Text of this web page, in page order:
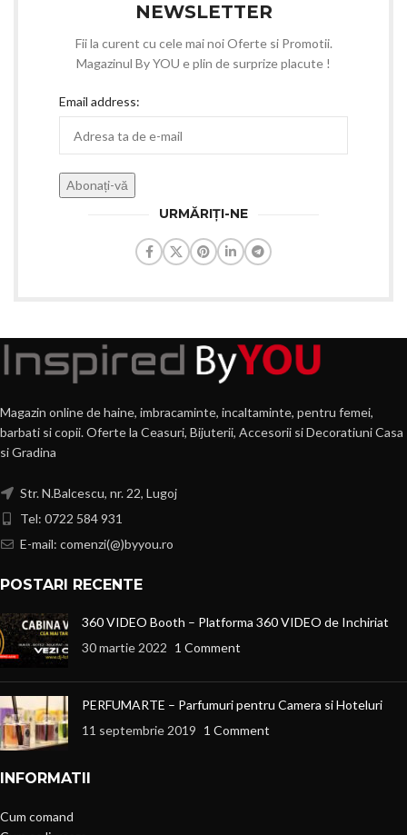
NEWSLETTER
Fii la curent cu cele mai noi Oferte si Promotii.
Magazinul By YOU e plin de surprize placute !
Email address:
URMĂRIȚI-NE
Magazin online de haine, imbracaminte, incaltaminte, pentru femei,
barbati si copii. Oferte la Ceasuri, Bijuterii, Accesorii si Decoratiuni Casa
si Gradina
Str. N.Balcescu, nr. 22, Lugoj
Tel: 0722 584 931
E-mail: comenzi(@)byyou.ro
POSTARI RECENTE
360 VIDEO Booth – Platforma 360 VIDEO de Inchiriat
30 martie 2022 1 Comment
PERFUMARTE – Parfumuri pentru Camera si Hoteluri
11 septembrie 2019 1 Comment
INFORMATII
Cum comand